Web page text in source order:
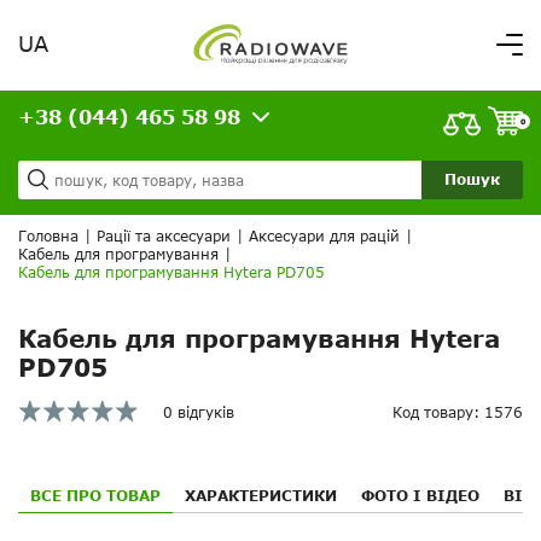
Вітаємо,
увійдіть в особистий кабінет
Доставка та оплата
Кредит
Статті
Контакти
ВАШЕ ЗАМОВЛЕННЯ
UA
Пошук
+38 (044) 465 58 98 0
Головна Рації та аксесуари Аксесуари для рацій
Кабель для програмування
Кабель для програмування Hytera PD705
Кабель для програмування Hytera
PD705
0 відгуків Код товару: 1576
ВСЕ ПРО ТОВАР ХАРАКТЕРИСТИКИ ФОТО І ВІДЕО